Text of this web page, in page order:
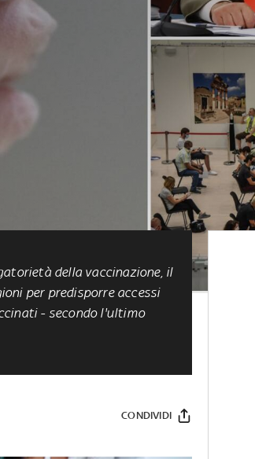
della vaccinazione, il
per predisporre accessi
- secondo l'ultimo
CONDIVIDI